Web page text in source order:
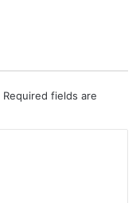
Required fields are